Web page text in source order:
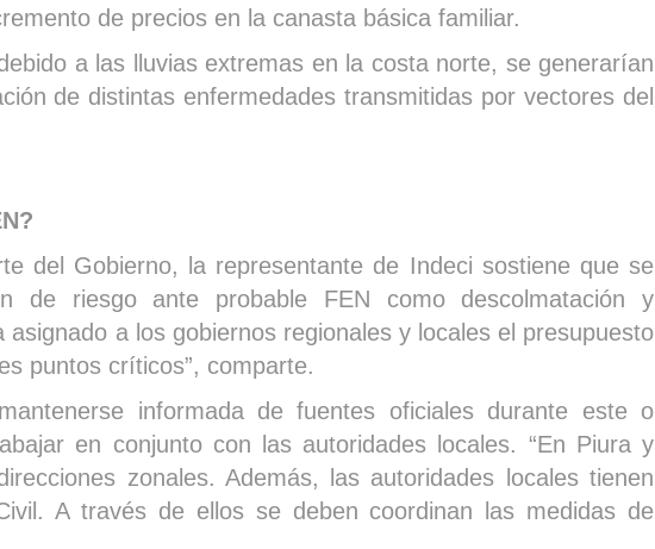
de precios en la canasta básica familiar.
a las lluvias extremas en la costa norte, se generarían
de distintas enfermedades transmitidas por vectores del
del Gobierno, la representante de Indeci sostiene que se
de riesgo ante probable FEN como descolmatación y
a los gobiernos regionales y locales el presupuesto
puntos críticos”, comparte.
informada de fuentes oficiales durante este o
en conjunto con las autoridades locales. “En Piura y
zonales. Además, las autoridades locales tienen
A través de ellos se deben coordinan las medidas de